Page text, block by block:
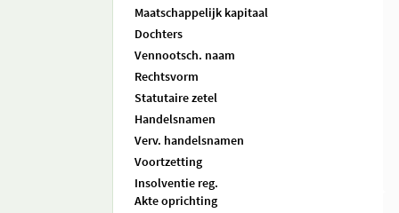
Maatschappelijk kapitaal
Dochters
Vennootsch. naam
Rechtsvorm
Statutaire zetel
Handelsnamen
Verv. handelsnamen
Voortzetting
Insolventie reg.
Akte oprichting